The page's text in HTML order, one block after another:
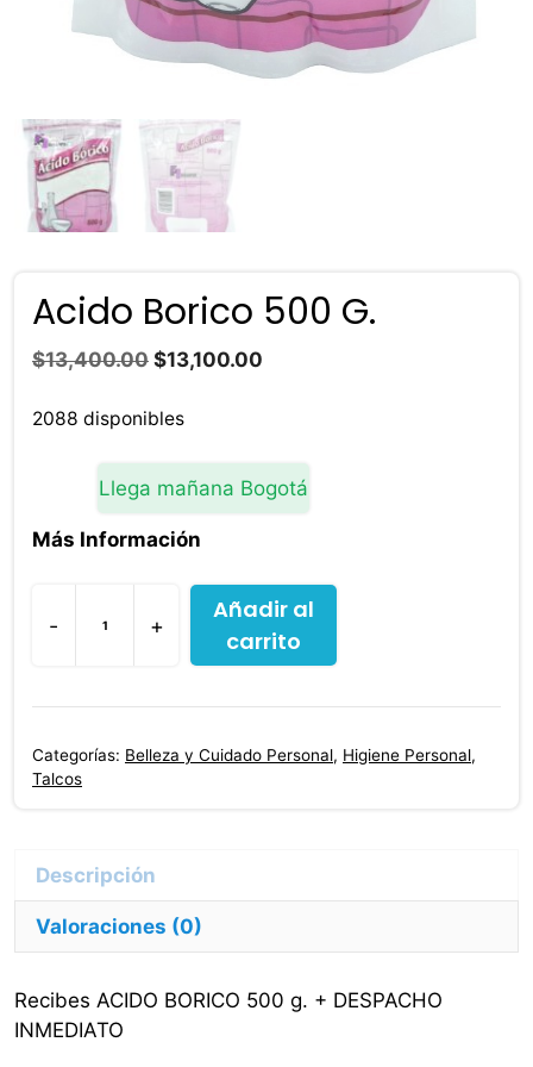
Acido Borico 500 G.
$13,400.00 El
original
$13,400.00.
$13,100.00
$13,100.00.
2088 disponibles
Llega mañana Bogotá
Más Información
-
Acido
Borico
500
cantidad
+
Añadir al
carrito
Categorías: Belleza y Cuidado Personal, Higiene Personal,
Talcos
Valoraciones (0)
Recibes ACIDO BORICO 500 g. + DESPACHO
INMEDIATO